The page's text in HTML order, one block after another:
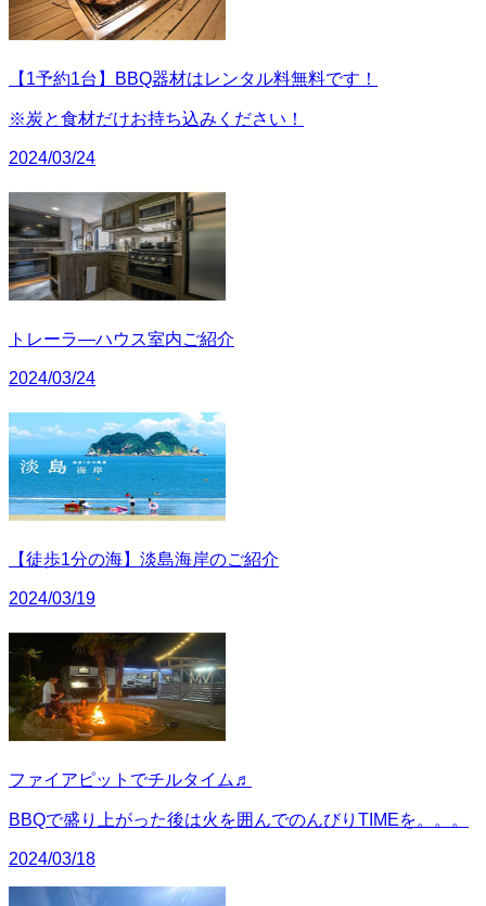
【1予約1台】BBQ器材はレンタル料無料です！
※炭と食材だけお持ち込みください！
2024/03/24
トレーラ―ハウス室内ご紹介
2024/03/24
【徒歩1分の海】淡島海岸のご紹介
2024/03/19
ファイアピットでチルタイム♬
BBQで盛り上がった後は火を囲んでのんびりTIMEを。。。
2024/03/18